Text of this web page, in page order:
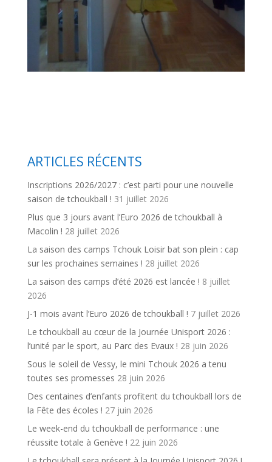
ARTICLES RÉCENTS
Inscriptions 2026/2027 : c’est parti pour une nouvelle
saison de tchoukball ! 31 juillet 2026
Plus que 3 jours avant l’Euro 2026 de tchoukball à
Macolin ! 28 juillet 2026
La saison des camps Tchouk Loisir bat son plein : cap
sur les prochaines semaines ! 28 juillet 2026
La saison des camps d’été 2026 est lancée ! 8 juillet
2026
J-1 mois avant l’Euro 2026 de tchoukball ! 7 juillet 2026
Le tchoukball au cœur de la Journée Unisport 2026 :
l’unité par le sport, au Parc des Evaux ! 28 juin 2026
Sous le soleil de Vessy, le mini Tchouk 2026 a tenu
toutes ses promesses 28 juin 2026
Des centaines d’enfants profitent du tchoukball lors de
la Fête des écoles ! 27 juin 2026
Le week-end du tchoukball de performance : une
réussite totale à Genève ! 22 juin 2026